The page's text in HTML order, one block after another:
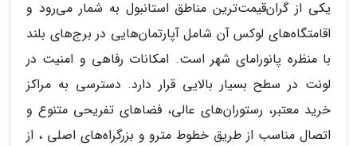
یکی از گران‌قیمت‌ترین مناطق استانبول به شمار می‌رود و
اقامتگاه‌های لوکس آن شامل آپارتمان‌هایی در برج‌های بلند
با منظره پانورامای شهر است. امکانات رفاهی و امنیت در
لونت در سطح بسیار بالایی قرار دارد. دسترسی به مراکز
خرید معتبر، رستوران‌های عالی، فضاهای تفریحی متنوع و
اتصال مناسب از طریق خطوط مترو و بزرگراه‌های اصلی ، از